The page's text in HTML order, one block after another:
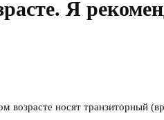
Я
возрасте носят транзиторный